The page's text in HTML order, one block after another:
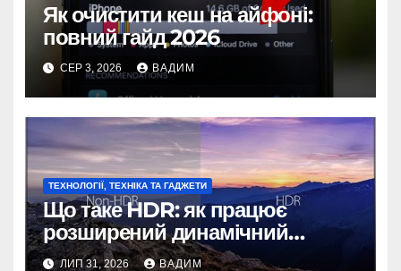
Як очистити кеш на айфоні:
повний гайд 2026
СЕР 3, 2026 ВАДИМ
ТЕХНОЛОГІЇ, ТЕХНІКА ТА ГАДЖЕТИ
Що таке HDR: як працює
розширений динамічний
діапазон
ЛИП 31, 2026 ВАДИМ